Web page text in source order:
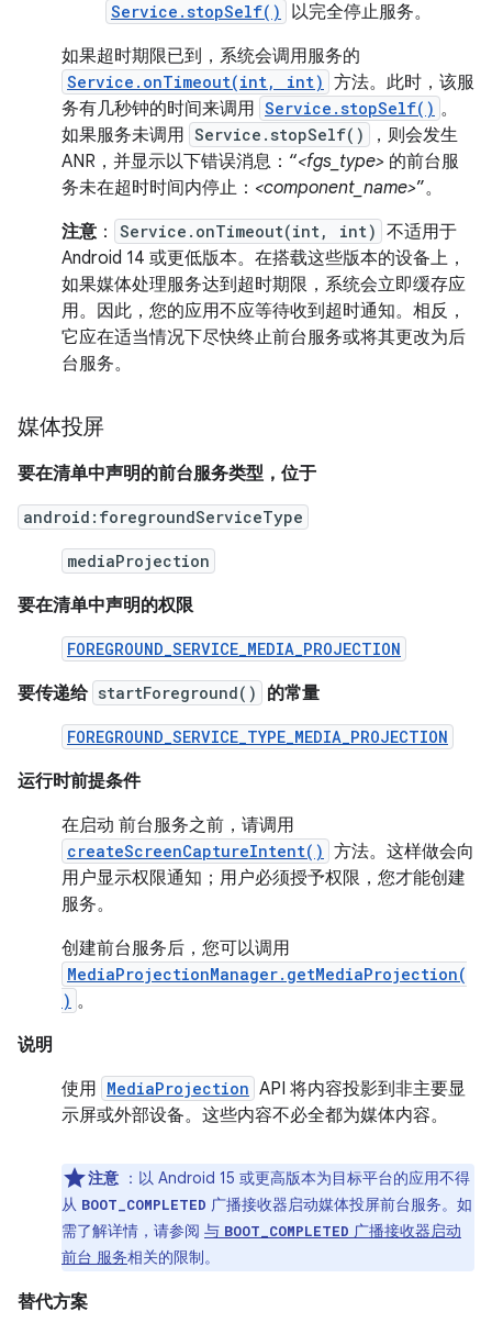
Service.stopSelf()
以完全停止服务。
如果超时期限已到，系统会调用服务的
Service.onTimeout(int, int) 方法。此时，该服
务有几秒钟的时间来调用 Service.stopSelf() 。
如果服务未调用 Service.stopSelf()
，则会发生
ANR，并显示以下错误消息：“<fgs_type> 的前台服
务未在超时时间内停止： <component_name>”。
注意： Service.onTimeout(int, int) 不适用于
Android 14 或更低版本。在搭载这些版本的设备上，
如果媒体处理服务达到超时期限，系统会立即缓存应
用。因此，您的应用不应等待收到超时通知。相反，
它应在适当情况下尽快终止前台服务或将其更改为后
台服务。
媒体投屏
要在清单中声明的前台服务类型，位于
android:foregroundServiceType
mediaProjection
要在清单中声明的权限
FOREGROUND_SERVICE_MEDIA_PROJECTION
要传递给 startForeground() 的常量
FOREGROUND_SERVICE_TYPE_MEDIA_PROJECTION
运行时前提条件
在启动 前台服务之前，请调用
createScreenCaptureIntent() 方法。这样做会向
用户显示权限通知；用户必须授予权限，您才能创建
服务。
创建前台服务后，您可以调用
MediaProjectionManager.getMediaProjection(
) 。
说明
使用 MediaProjection API 将内容投影到非主要显
示屏或外部设备。这些内容不必全都为媒体内容。
注意 ：以 Android 15 或更高版本为目标平台的应用不得
从 BOOT_COMPLETED 广播接收器启动媒体投屏前台服务。如
需了解详情，请参阅 与 BOOT_COMPLETED 广播接收器启动
前台 服务相关的限制。
替代方案